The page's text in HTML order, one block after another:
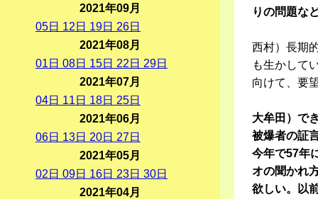
りの問題な
西村）長期
も生かして
向けて、要
大牟田）で
被爆者の証
今年で57年
オの聞かれ
欲しい。以
2021年09月
05日 12 日 19日 26日
2021年08月
01 日 08日 15日 22 日 29日
2021年07月
04日 11 日 18日 25日
2021年06月
06日 13日 20日 27日
2021年05月
02 日 09日 16日 23日 30日
2021年04月